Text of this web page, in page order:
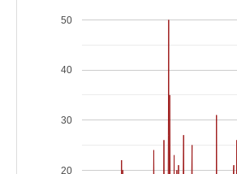
20
30
40
50